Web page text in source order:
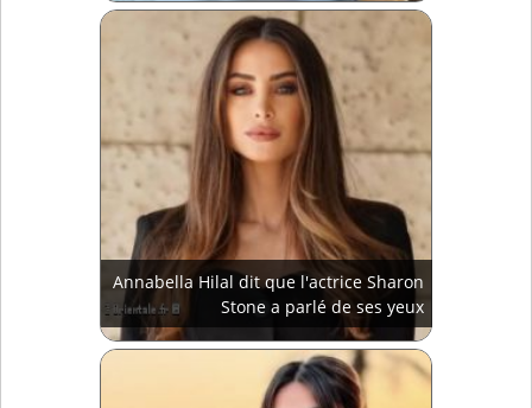
Annabella Hilal dit que l'actrice Sharon
Stone a parlé de ses yeux